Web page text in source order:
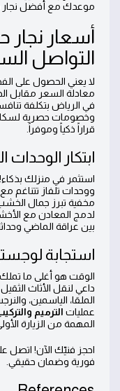
موعدك مع أفضل نجار
أسعار
التواصل
لا يعني الحصول على
معادلة السعر مقابل
في الرياض بتكلفة
وخصومات حصرية
قراراً ذكياً وموفراً.
ابتكار الوحدات
استثمر في منزلك
مخفية تبرز جمال
لدمج المعادن مع
بين عراقة الماضي
استجابة
الوقت هو أغلى ما
داعي لنقل الأثاث
الملقا، الياسمين،
عمليات الترميم
المهمة من الزيارة
فورية وضمان حقيقي.